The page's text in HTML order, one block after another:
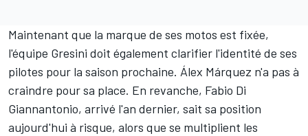
Maintenant que la marque de ses motos est fixée,
l'équipe Gresini doit également clarifier l'identité de ses
pilotes pour la saison prochaine. Álex Márquez n'a pas à
craindre pour sa place. En revanche, Fabio Di
Giannantonio, arrivé l'an dernier, sait sa position
aujourd'hui à risque, alors que se multiplient les